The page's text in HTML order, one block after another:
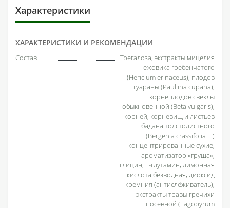
Характеристики
ХАРАКТЕРИСТИКИ И РЕКОМЕНДАЦИИ
Состав
Трегалоза, экстракты мицелия
ежовика гребенчатого
(Hericium erinaceus), плодов
гуараны (Paullina cupana),
корнеплодов свеклы
обыкновенной (Beta vulgaris),
корней, корневищ и листьев
бадана толстолистного
(Bergenia crassifolia L.)
концентрированные сухие,
ароматизатор «груша»,
глицин, L-глутамин, лимонная
кислота безводная, диоксид
кремния (антислёживатель),
экстракты травы гречихи
посевной (Fagopyrum